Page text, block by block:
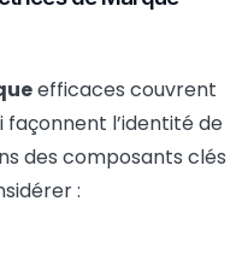
efficaces couvrent
façonnent l’identité de
des composants clés
: